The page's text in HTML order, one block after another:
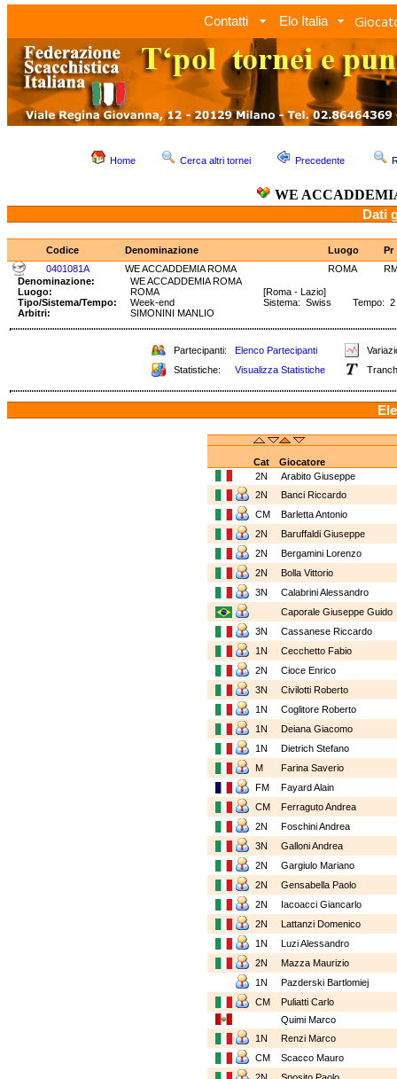
Contatti Elo Italia
Home Cerca altri tornei Precedente
WE
Dati
Codice Denominazione Luogo
Pr
0401081A
WE ACCADDEMIA ROMA ROMA
Denominazione:
WE ACCADDEMIA ROMA
Luogo:
ROMA
[Roma - Lazio]
Tipo/Sistema/Tempo:
Week-end
Sistema: Swiss Tempo: 2
Arbitri:
SIMONINI MANLIO
Partecipanti: Elenco Partecipanti
Statistiche:
Visualizza Statistiche
Cat
Giocatore
2N
Arabito Giuseppe
2N
Banci Riccardo
CM
Barletta Antonio
2N
Baruffaldi Giuseppe
2N
Bergamini Lorenzo
2N
Bolla Vittorio
3N
Calabrini Alessandro
Caporale Giuseppe Guido
3N
Cassanese Riccardo
1N
Cecchetto Fabio
2N
Cioce Enrico
3N
Civilotti Roberto
1N
Coglitore Roberto
1N
Deiana Giacomo
1N
Dietrich Stefano
M
Farina Saverio
FM
Fayard Alain
CM
Ferraguto Andrea
2N
Foschini Andrea
3N
Galloni Andrea
2N
Gargiulo Mariano
2N
Gensabella Paolo
2N
Iacoacci Giancarlo
2N
Lattanzi Domenico
1N
Luzi Alessandro
2N
Mazza Maurizio
1N
Pazderski Bartlomiej
CM
Puliatti Carlo
Quimi Marco
1N
Renzi Marco
CM
Scacco Mauro